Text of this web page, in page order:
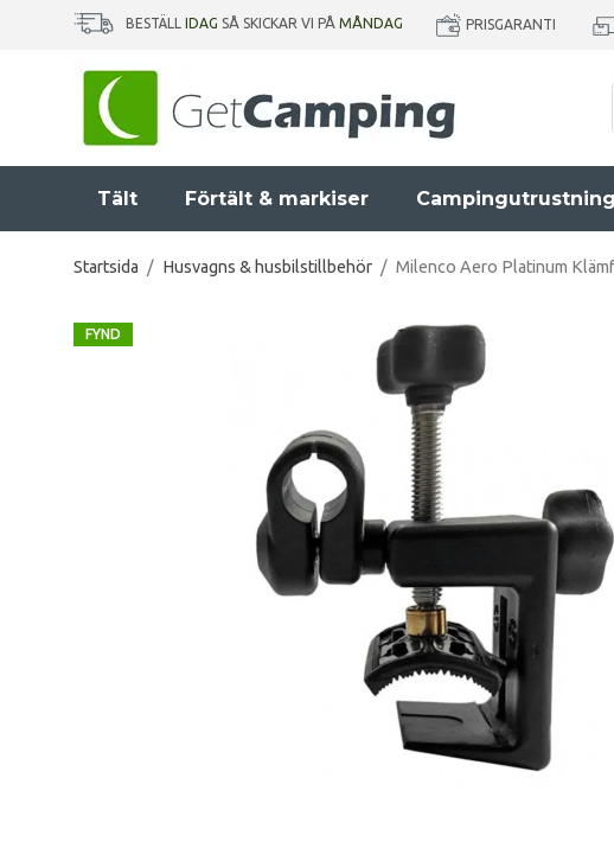
BESTÄLL IDAG SÅ SKICKAR VI PÅ MÅNDAG PRISGARANTI
Tält Förtält & markiser Campingutrustning
Startsida / Husvagns & husbilstillbehör / Milenco Aero Platinum
FYND